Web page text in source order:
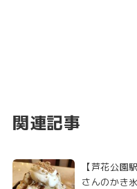
関連記事
【芦花公園
さんのかき